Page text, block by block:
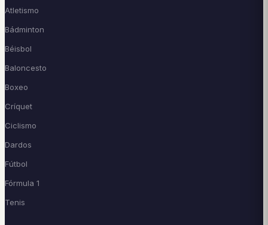
Atletismo
Bádminton
Béisbol
Baloncesto
Boxeo
Críquet
Ciclismo
Dardos
Fútbol
Fórmula 1
Tenis